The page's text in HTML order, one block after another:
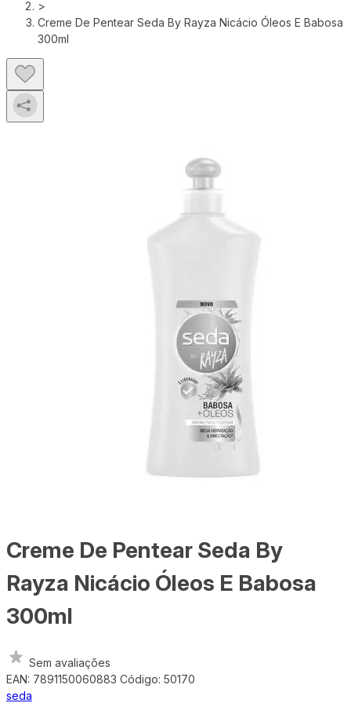
>
Creme De Pentear Seda By Rayza Nicácio Óleos E Babosa
300ml
Creme De Pentear Seda By
Rayza Nicácio Óleos E Babosa
300ml
Sem avaliações
EAN: 7891150060883 Código: 50170
seda